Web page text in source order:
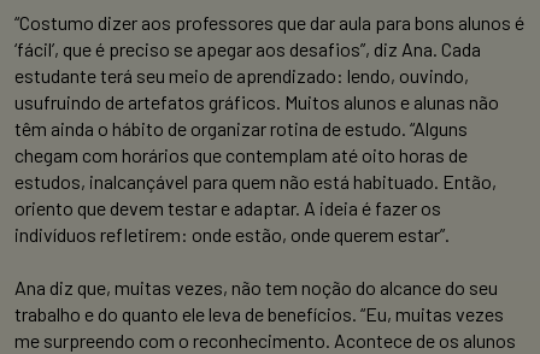
“Costumo dizer aos professores que dar aula para bons alunos é
‘fácil’, que é preciso se apegar aos desafios”, diz Ana. Cada
estudante terá seu meio de aprendizado: lendo, ouvindo,
usufruindo de artefatos gráficos. Muitos alunos e alunas não
têm ainda o hábito de organizar rotina de estudo. “Alguns
chegam com horários que contemplam até oito horas de
estudos, inalcançável para quem não está habituado. Então,
oriento que devem testar e adaptar. A ideia é fazer os
indivíduos refletirem: onde estão, onde querem estar”.
Ana diz que, muitas vezes, não tem noção do alcance do seu
trabalho e do quanto ele leva de benefícios. “Eu, muitas vezes
me surpreendo com o reconhecimento. Acontece de os alunos